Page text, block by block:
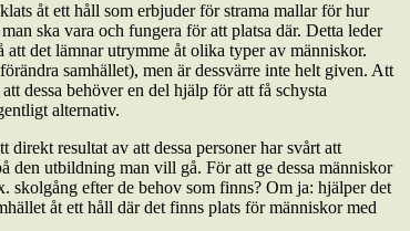
åt ett håll som erbjuder för strama mallar för hur
ska vara och fungera för att platsa där. Detta leder
det lämnar utrymme åt olika typer av människor.
samhället), men är dessvärre inte helt given. Att
dessa behöver en del hjälp för att få schysta
alternativ.
resultat av att dessa personer har svårt att
den utbildning man vill gå. För att ge dessa människor
skolgång efter de behov som finns? Om ja: hjälper det
åt ett håll där det finns plats för människor med